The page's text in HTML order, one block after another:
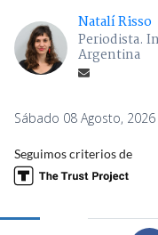
Natalí Risso
Periodista.
Argentina
Sábado 08 Agosto,
Seguimos criterios de